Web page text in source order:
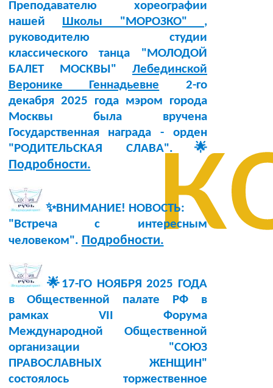
Преподавателю хореографии
нашей Школы "МОРОЗКО" ,
руководителю студии
классического танца "МОЛОДОЙ
БАЛЕТ МОСКВЫ" Лебединской
Веронике Геннадьевне 2-го
декабря 2025 года мэром города
Москвы была вручена
Государственная награда - орден
"РОДИТЕЛЬСКАЯ СЛАВА".🌟
Подробности.
✨ВНИМАНИЕ! НОВОСТЬ:
"Встреча с интересным
человеком". Подробности.
🌟17-ГО НОЯБРЯ 2025 ГОДА
в Общественной палате РФ в
рамках VII Форума
Международной Общественной
организации "СОЮЗ
ПРАВОСЛАВНЫХ ЖЕНЩИН"
состоялось торжественное